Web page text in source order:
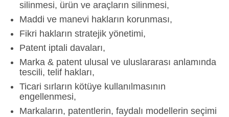
silinmesi, ürün ve araçların silinmesi,
Maddi ve manevi hakların korunması,
Fikri hakların stratejik yönetimi,
Patent iptali davaları,
Marka & patent ulusal ve uluslararası anlamında
tescili, telif hakları,
Ticari sırların kötüye kullanılmasının
engellenmesi,
Markaların, patentlerin, faydalı modellerin seçimi